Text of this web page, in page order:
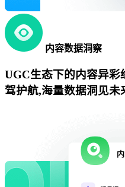
内容数据洞察
UGC生态下的内容异
驾护航,海量数据洞见未